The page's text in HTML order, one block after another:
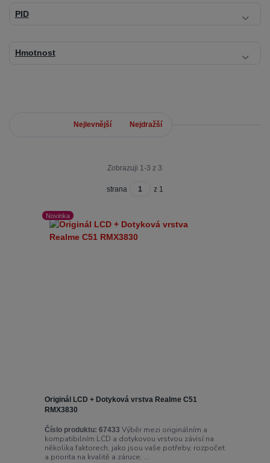
PID
Hmotnost
Nejlevnější Nejdražší
Zobrazuji 1-3 z 3
strana z 1
Novinka
Originál LCD + Dotyková vrstva Realme C51
RMX3830
Číslo produktu: 67433 Výběr mezi originálním a
kompatibilním LCD a dotykovou vrstvou závisí na
několika faktorech, jako jsou vaše potřeby, rozpočet
a priorita na kvalitě a záruce. ...